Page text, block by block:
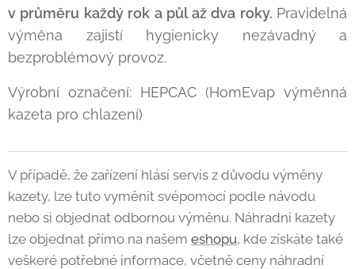
v průměru každý rok a půl až dva roky. Pravidelná
výměna zajistí hygienicky nezávadný a
bezproblémový provoz.
Výrobní označení: HEPCAC (HomEvap výměnná
kazeta pro chlazení)
V případě, že zařízení hlásí servis z důvodu výměny
kazety, lze tuto vyměnit svépomocí podle návodu
nebo si objednat odbornou výměnu. Náhradní kazety
lze objednat přímo na našem eshopu, kde získáte také
veškeré potřebné informace, včetně ceny náhradní